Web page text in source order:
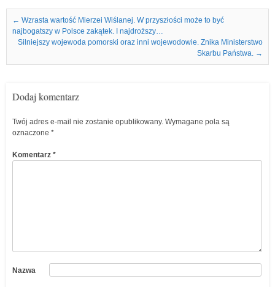
Nawigacja we wpisach
← Wzrasta wartość Mierzei Wiślanej. W przyszłości może to być
najbogatszy w Polsce zakątek. I najdroższy…
Silniejszy wojewoda pomorski oraz inni wojewodowie. Znika Ministerstwo
Skarbu Państwa. →
Dodaj komentarz
Twój adres e-mail nie zostanie opublikowany. Wymagane pola są
oznaczone *
Komentarz *
Nazwa